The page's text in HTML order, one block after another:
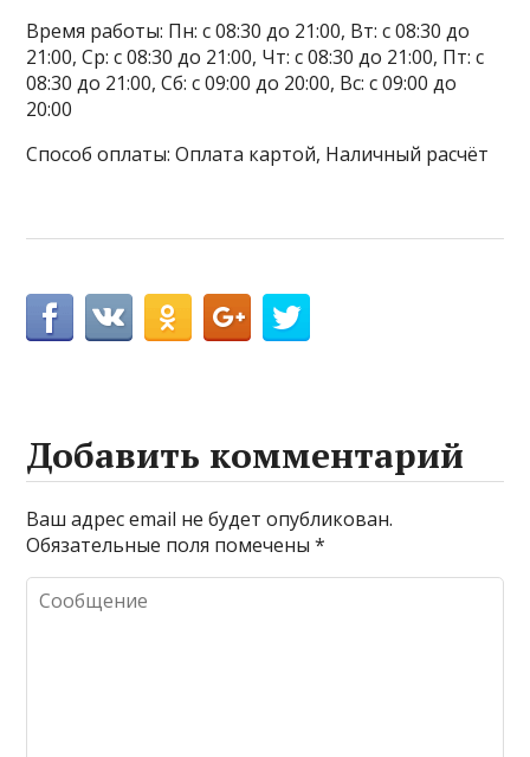
Время работы: Пн: с 08:30 до 21:00, Вт: с 08:30 до
21:00, Ср: с 08:30 до 21:00, Чт: с 08:30 до 21:00, Пт: с
08:30 до 21:00, Сб: с 09:00 до 20:00, Вс: с 09:00 до
20:00
Способ оплаты: Оплата картой, Наличный расчёт
Добавить комментарий
Ваш адрес email не будет опубликован.
Обязательные поля помечены*